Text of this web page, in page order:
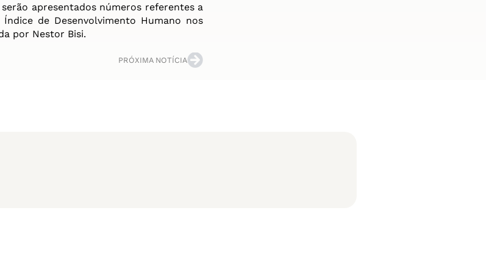
apresentados números referentes a
de Desenvolvimento Humano nos
por Nestor Bisi.
PRÓXIMA NOTÍCIA